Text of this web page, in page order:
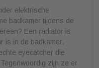
elektrische
badkamer tijdens de
Een radiator is
is in de badkamer.
eyecatcher die
zijn ze er